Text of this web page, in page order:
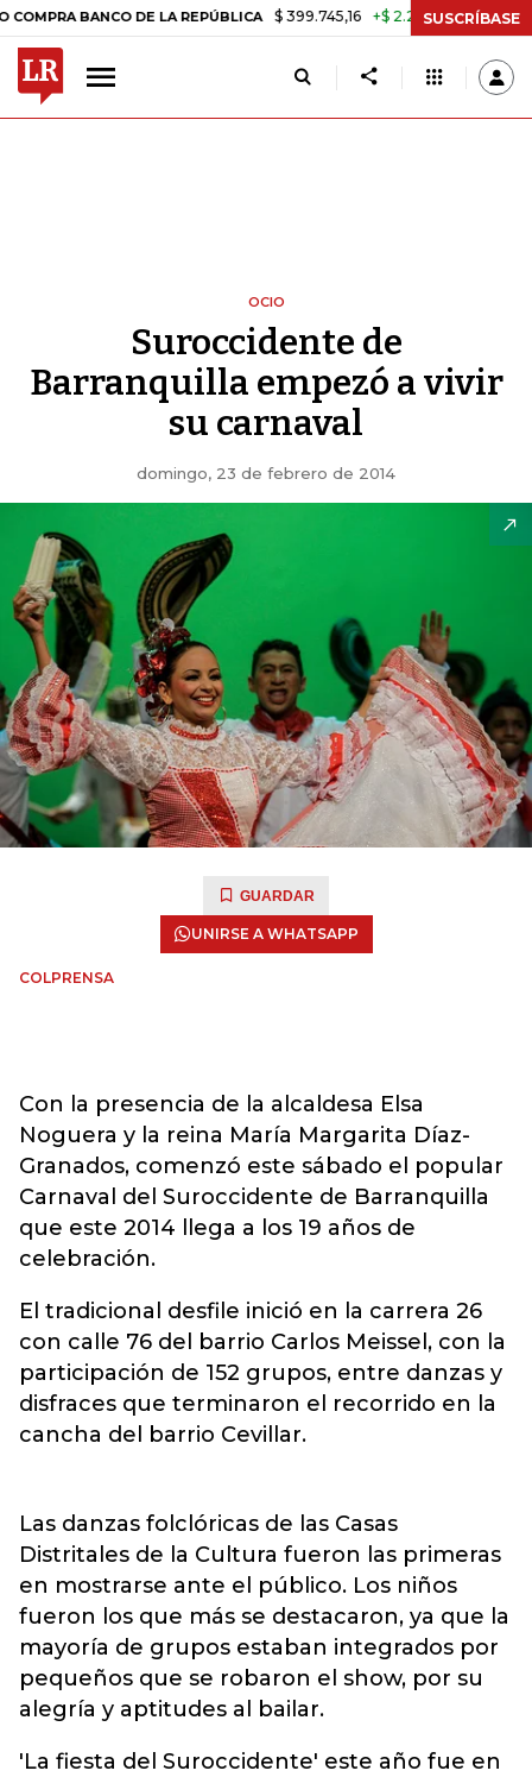
BANCO DE LA REPÚBLICA $ 399.745,16 +$ 2.295,71 +0,58%
SUSCRÍBASE
OCIO
Suroccidente de
Barranquilla empezó a vivir
su carnaval
domingo, 23 de febrero de 2014
GUARDAR
UNIRSE A WHATSAPP
COLPRENSA
Con la presencia de la alcaldesa Elsa
Noguera y la reina María Margarita Díaz-
Granados, comenzó este sábado el popular
Carnaval del Suroccidente de Barranquilla
que este 2014 llega a los 19 años de
celebración.
El tradicional desfile inició en la carrera 26
con calle 76 del barrio Carlos Meissel, con la
participación de 152 grupos, entre danzas y
disfraces que terminaron el recorrido en la
cancha del barrio Cevillar.
Las danzas folclóricas de las Casas
Distritales de la Cultura fueron las primeras
en mostrarse ante el público. Los niños
fueron los que más se destacaron, ya que la
mayoría de grupos estaban integrados por
pequeños que se robaron el show, por su
alegría y aptitudes al bailar.
'La fiesta del Suroccidente' este año fue en